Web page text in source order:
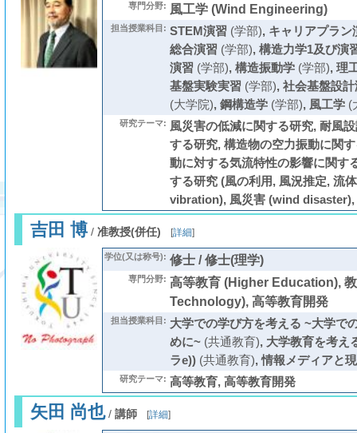
専門分野: 風工学 (Wind Engineering)
担当授業科目: STEM演習 (学部), キャリアプラン
総合演習 (学部), 構造力学1及び演
演習 (学部), 構造振動学(学部), 理
基盤実験実習 (学部), 社会基盤設計
(大学院), 鋼構造学(学部), 風工学(
研究テーマ: 風災害の低減に関する研究, 耐風
する研究, 構造物の空力振動に関
動に対する気流特性の影響に関す
する研究 (風の利用, 風況推定, 流
vibration), 風災害 (wind disaster),
吉田 博/ 准教授(併任) [詳細]
学位(又は称号): 修士 / 修士(理学)
専門分野: 高等教育 (Higher Education),
Technology), 高等教育開発
担当授業科目: 大学での学び方を考える ~大学で
めに~(共通教育), 大学教育を考え
ラe))(共通教育),情報メディアと
研究テーマ: 高等教育, 高等教育開発
矢田 尚也/ 講師 [詳細]